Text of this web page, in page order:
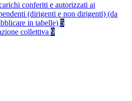
conferiti e autorizzati ai
(dirigenti e non dirigenti) (da
in tabelle) 5
collettiva 9